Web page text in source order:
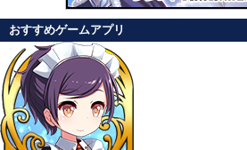
おすすめゲームアプリ